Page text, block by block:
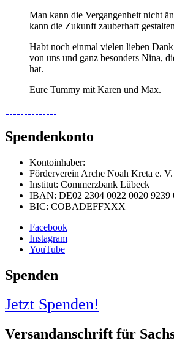
Man kann die Vergangenheit nicht
kann die Zukunft zauberhaft
Habt noch einmal vielen lieben
von uns und ganz besonders Nina,
hat.
Eure Tummy mit Karen und Max.
Spendenkonto
Kontoinhaber:
Förderverein Arche Noah Kreta e.
Institut: Commerzbank Lübeck
IBAN: DE02 2304 0022 0020 9239
BIC: COBADEFFXXX
Facebook
Instagram
YouTube
Spenden
Jetzt Spenden!
Versandanschrift für